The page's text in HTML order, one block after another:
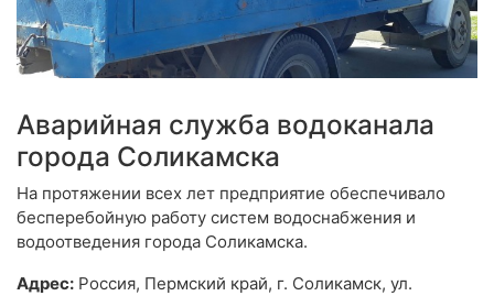
Аварийная служба водоканала
города Соликамска
На протяжении всех лет предприятие обеспечивало
бесперебойную работу систем водоснабжения и
водоотведения города Соликамска.
Адрес: Россия, Пермский край, г. Соликамск, ул.